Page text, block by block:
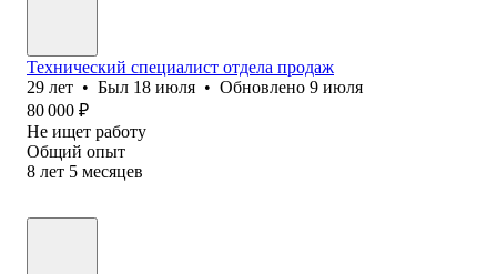
Технический специалист отдела продаж
29 лет • Был 18 июля • Обновлено 9 июля
80 000 ₽
Не ищет работу
Общий опыт
8 лет 5 месяцев